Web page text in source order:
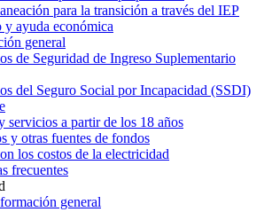
para la transición a través del IEP
y ayuda económica
general
de Seguridad de Ingreso Suplementario
del Seguro Social por Incapacidad (SSDI)
servicios a partir de los 18 años
y otras fuentes de fondos
los costos de la electricidad
frecuentes
general